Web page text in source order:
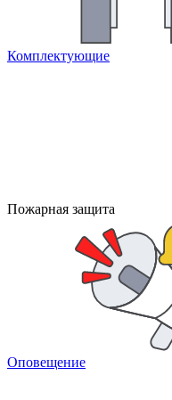
Комплектующие
Пожарная защита
Оповещение